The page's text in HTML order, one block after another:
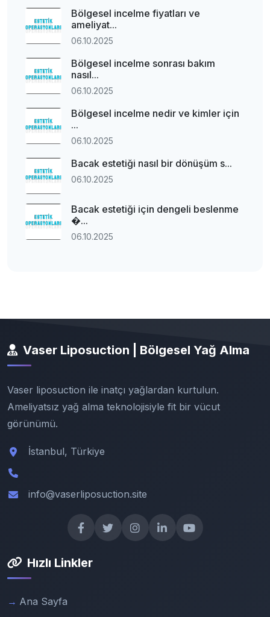
Bölgesel incelme fiyatları ve
ameliyat...
06.10.2025
Bölgesel incelme sonrası bakım
nasıl...
06.10.2025
Bölgesel incelme nedir ve kimler için
...
06.10.2025
Bacak estetiği nasıl bir dönüşüm s...
06.10.2025
Bacak estetiği için dengeli beslenme
�...
06.10.2025
Vaser Liposuction | Bölgesel Yağ Alma
Vaser liposuction ile inatçı yağlardan kurtulun.
Ameliyatsız yağ alma teknolojisiyle fit bir vücut
görünümü.
İstanbul, Türkiye
info@vaserliposuction.site
Hızlı Linkler
Ana Sayfa